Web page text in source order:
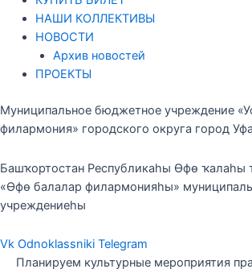
НАШИ КОЛЛЕКТИВЫ
НОВОСТИ
Архив новостей
ПРОЕКТЫ
Муниципальное бюджетное учреждение
филармония» городского округа город Уфа
Башҡортостан Республикаһы Өфө ҡалаһы
«Өфө балалар филармонияһы»
учреждениеһы
Vk Odnoklassniki Telegram
Планируем культурные мероприятия